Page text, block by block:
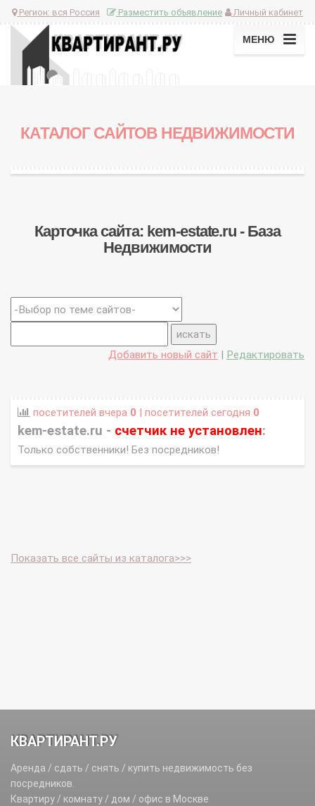
Регион: вся Россия Личный кабинет
Разместить объявление
МЕНЮ
КАТАЛОГ САЙТОВ НЕДВИЖИМОСТИ
Карточка сайта: kem-estate.ru - База
Недвижимости
Добавить новый сайт Редактировать
посетителей вчера 0 | посетителей сегодня 0
kem-estate.ru - счетчик не установлен:
Только собственники! Без посредников!
Показать все сайты из каталога>>>
КВАРТИРАНТ.РУ
Аренда / сдать / снять / купить недвижимость без
посредников.
Квартиру / комнату / дом / офис в Москве